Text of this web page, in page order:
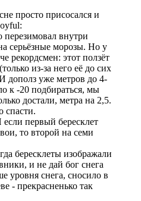
просто присосался и
перезимовал внутри
серьёзные морозы. Но у
рекордсмен: этот ползёт
из-за него её до сих
дополз уже метров до 4-
к -20 подбираться, мы
достали, метра на 2,5.
спасти.
первый бересклет
то второй на семи
бересклеты изображали
и не дай бог снега
уровня снега, сносило в
- прекрасненько так